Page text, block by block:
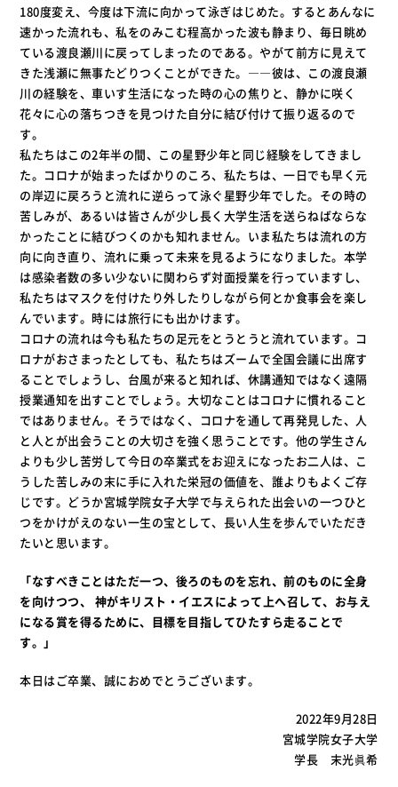
180度変え、今度は下流に向かって泳ぎはじめた。するとあんなに
速かった流れも、私をのみこむ程高かった波も静まり、毎日眺め
ている渡良瀬川に戻ってしまったのである。やがて前方に見えて
きた浅瀬に無事たどりつくことができた。――彼は、この渡良瀬
川の経験を、車いす生活になった時の心の焦りと、静かに咲く
花々に心の落ちつきを見つけた自分に結び付けて振り返るので
す。
私たちはこの2年半の間、この星野少年と同じ経験をしてきまし
た。コロナが始まったばかりのころ、私たちは、一日でも早く元
の岸辺に戻ろうと流れに逆らって泳ぐ星野少年でした。その時の
苦しみが、あるいは皆さんが少し長く大学生活を送らねばならな
かったことに結びつくのかも知れません。いま私たちは流れの方
向に向き直り、流れに乗って未来を見るようになりました。本学
は感染者数の多い少ないに関わらず対面授業を行っていますし、
私たちはマスクを付けたり外したりしながら何とか食事会を楽し
んでいます。時には旅行にも出かけます。
コロナの流れは今も私たちの足元をとうとうと流れています。コ
ロナがおさまったとしても、私たちはズームで全国会議に出席す
ることでしょうし、台風が来ると知れば、休講通知ではなく遠隔
授業通知を出すことでしょう。大切なことはコロナに慣れること
ではありません。そうではなく、コロナを通して再発見した、人
と人とが出会うことの大切さを強く思うことです。他の学生さん
よりも少し苦労して今日の卒業式をお迎えになったお二人は、こ
うした苦しみの末に手に入れた栄冠の価値を、誰よりもよくご存
じです。どうか宮城学院女子大学で与えられた出会いの一つひと
つをかけがえのない一生の宝として、長い人生を歩んでいただき
たいと思います。
「なすべきことはただ一つ、後ろのものを忘れ、前のものに全身
を向けつつ、 神がキリスト・イエスによって上へ召して、お与え
になる賞を得るために、目標を目指してひたすら走ることで
す。」
本日はご卒業、誠におめでとうございます。
2022年9月28日
宮城学院女子大学
学長 末光眞希